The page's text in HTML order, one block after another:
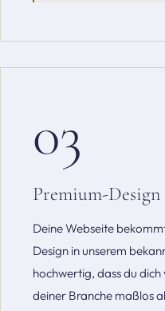
03
Premium-Design
Deine Webseite
Design in unserem
hochwertig, dass du
deiner Branche maßlos